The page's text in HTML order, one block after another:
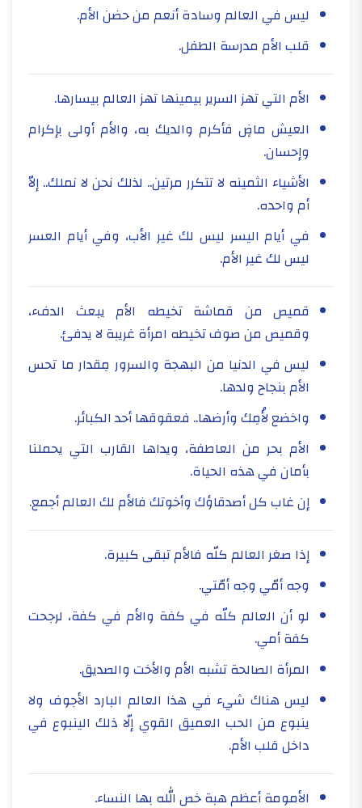
ليس في العالم وسادة أنعم من حضن الأم.
قلب الأم مدرسة الطفل.
الأم التي تهز السرير بيمينها تهز العالم بيسارها.
العيش ماضٍ فأكرم والديك به، والأم أولى بإكرام
وإحسان.
الأشياء الثمينه لا تتكرر مرتين.. لذلك نحن لا نملك.. إلاّ
أم واحده.
في أيام اليسر ليس لك غير الأب، وفي أيام العسر
ليس لك غير الأم.
قميص من قماشة تخيطه الأم يبعث الدفء،
وقميص من صوف تخيطه امرأة غريبة لا يدفئ.
ليس في الدنيا من البهجة والسرور مِقدار ما تحس
الأم بنجاح ولدها.
واخضع لأُمِك وأرضها.. فعقوقها أحد الكبائر.
الأم بحر من العاطفة، ويداها القارب التي يحملنا
بأمان في هذه الحياة.
إن غاب كل أصدقاؤك وأخوتك فالأم لك العالم أجمع.
إذا صغر العالم كلّه فالأم تبقى كبيرة.
وجه أمّي وجه أمّتي.
لو أن العالم كلّه في كفة والأم في كفة، لرجحت
كفة أمي.
المرأة الصالحة تشبه الأم والأخت والصديق.
ليس هناك شيء في هذا العالم البارد الأجوف ولا
ينبوع من الحب العميق القوي إلّا ذلك الينبوع في
داخل قلب الأم.
الأمومة أعظم هبة خص الله بها النساء.